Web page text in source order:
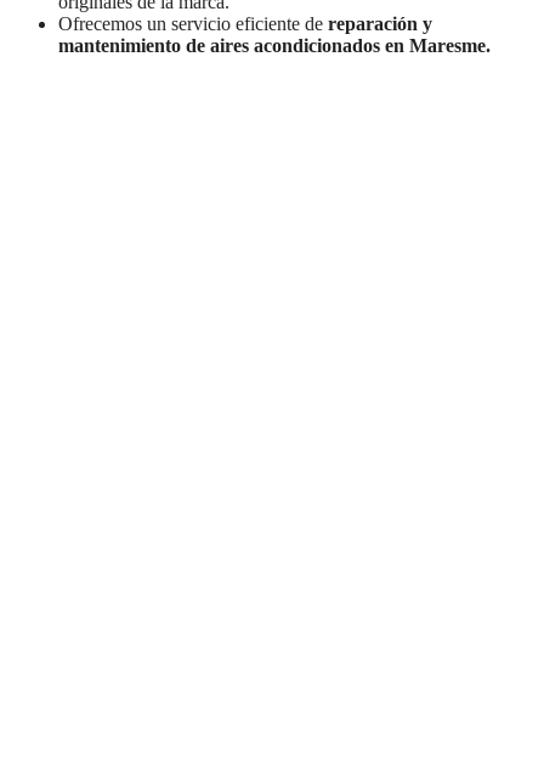
Ofrecemos un servicio eficiente de reparación y
mantenimiento de aires acondicionados en Maresme.